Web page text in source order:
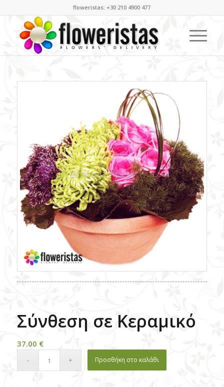
floweristas: +30 210 4900 477
Σύνθεση σε Κεραμικό
37.00 €
Προσθήκη στο καλάθι